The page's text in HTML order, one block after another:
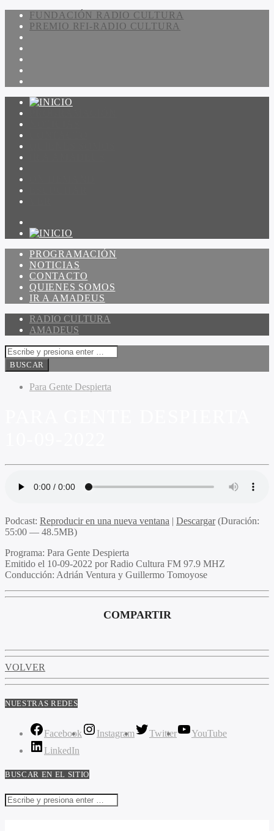
FUNDACIÓN RADIO CULTURA
PREMIO RFI-RADIO CULTURA
PROGRAMACIÓN
NOTICIAS
CONTACTO
QUIENES SOMOS
IR A AMADEUS
RADIO CULTURA
AMADEUS
Para Gente Despierta
Podcast: Reproducir en una nueva ventana | Descargar(Duración:
55:00 — 48.5MB)
Programa: Para Gente Despierta
Emitido el 10-09-2022 por Radio Cultura FM 97.9 MHZ
Conducción: Adrián Ventura y Guillermo Tomoyose
COMPARTIR
VOLVER
NUESTRAS REDES
Facebook Instagram Twitter
YouTube
LinkedIn
BUSCAR EN EL SITIO